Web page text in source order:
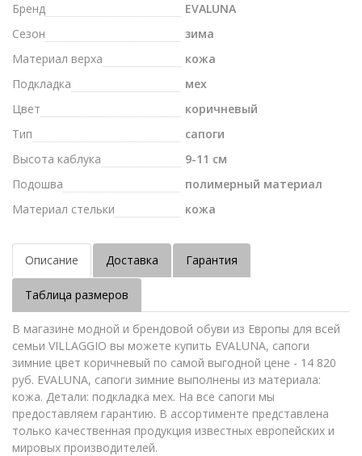
Бренд
EVALUNA
Сезон
зима
Материал верха
кожа
Подкладка
мех
Цвет
коричневый
Тип
сапоги
Высота каблука
9-11 см
Подошва
полимерный материал
Материал стельки
кожа
Описание Доставка Гарантия
Таблица размеров
В магазине модной и брендовой обуви из Европы для всей
семьи VILLAGGIO вы можете купить EVALUNA, сапоги
зимние цвет коричневый по самой выгодной цене - 14 820
руб. EVALUNA, сапоги зимние выполнены из материала:
кожа. Детали: подкладка мех. На все сапоги мы
предоставляем гарантию. В ассортименте представлена
только качественная продукция известных европейских и
мировых производителей.